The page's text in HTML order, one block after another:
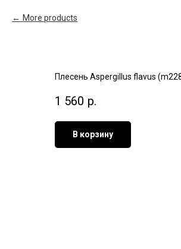
More products
Плесень Aspergillus flavus
1 560 р.
В корзину